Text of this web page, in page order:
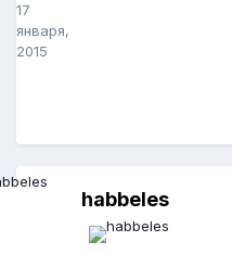
17
января,
2015
habbeles